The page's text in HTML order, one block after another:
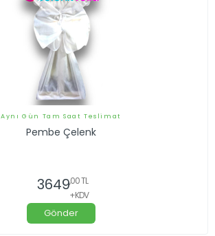
Aynı Gün Tam Saat Teslimat
Pembe Çelenk
3649,00 TL
+KDV
Gönder